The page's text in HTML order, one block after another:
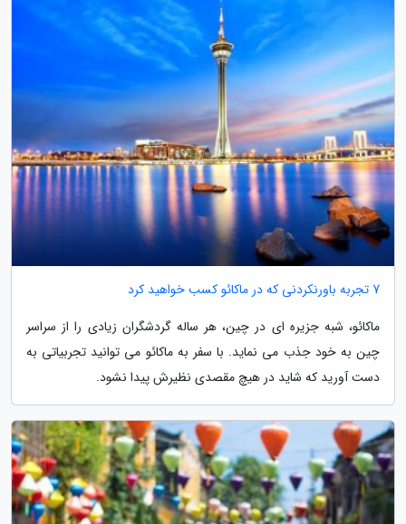
7 تجربه باورنکردنی که در ماکائو کسب خواهید کرد
ماکائو، شبه جزیره ای در چین، هر ساله گردشگران زیادی را از سراسر
چین به خود جذب می نماید. با سفر به ماکائو می توانید تجربیاتی به
دست آورید که شاید در هیچ مقصدی نظیرش پیدا نشود.